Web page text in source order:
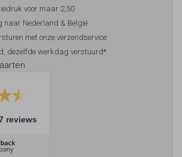
voor maar 2,50
naar Nederland & België
met onze verzendservice
dezelfde werkdag verstuurd*
reviews